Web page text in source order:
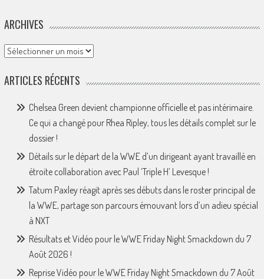
ARCHIVES
Archives
ARTICLES RÉCENTS
Chelsea Green devient championne officielle et pas intérimaire.
Ce qui a changé pour Rhea Ripley, tous les détails complet sur le
dossier !
Détails sur le départ de la WWE d’un dirigeant ayant travaillé en
étroite collaboration avec Paul ‘Triple H’ Levesque !
Tatum Paxley réagit après ses débuts dans le roster principal de
la WWE, partage son parcours émouvant lors d’un adieu spécial
à NXT
Résultats et Vidéo pour le WWE Friday Night Smackdown du 7
Août 2026 !
Reprise Vidéo pour le WWE Friday Night Smackdown du 7 Août